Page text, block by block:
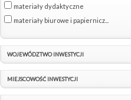
materiały dydaktyczne
materiały biurowe i papiernicz...
WOJEWÓDZTWO INWESTYCJI
MIEJSCOWOŚĆ INWESTYCJI